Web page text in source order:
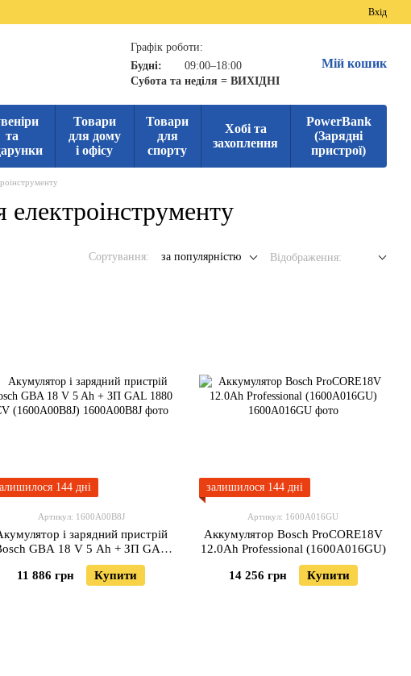
Вхід
Графік роботи:
Будні:
09:00–18:00
Субота та неділя = ВИХІДНІ
Мій кошик
та
Товари
для дому
і офісу
Товари
для
спорту
Хобі та
захоплення
PowerBank
(Зарядні
пристрої)
електроінструменту
Сортування: за популярністю Відображення:
144 дні
Артикул: 1600A00B8J
і зарядний пристрій
GBA 18 V 5 Ah + ЗП GAL
1880 CV (1600A00B8J)
11 886 грн
Купити
залишилося 144 дні
Артикул: 1600A016GU
Аккумулятор Bosch ProCORE18V
12.0Ah Professional (1600A016GU)
14 256 грн Купити